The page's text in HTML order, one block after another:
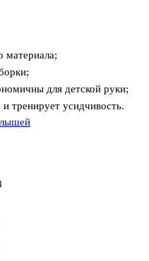
материала;
для детской руки;
и тренирует усидчивость.